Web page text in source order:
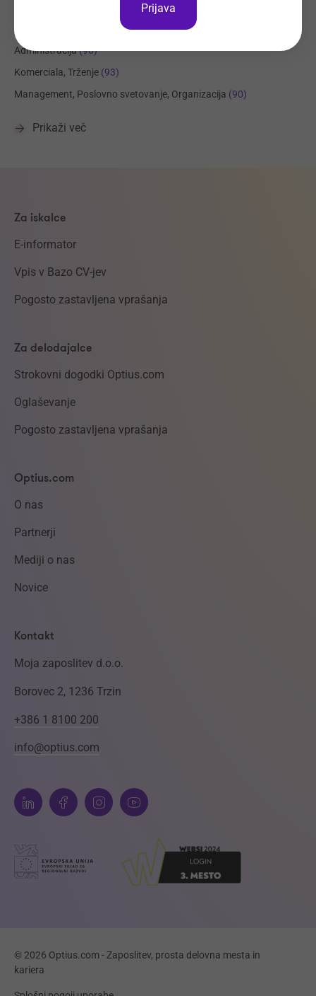
Prehrambena industrija, Živilstvo (131)
Elektrotehnika, Elektronika, Telekomunikacije
Administracija(96)
Komerciala, Trženje (93)
Management, Poslovno svetovanje, Organizacija (90)
Prikaži več
Za iskalce
E-informator
Vpis v Bazo CV-jev
Pogosto zastavljena vprašanja
Za delodajalce
Strokovni dogodki Optius.com
Oglaševanje
Pogosto zastavljena vprašanja
Optius.com
O nas
Partnerji
Mediji o nas
Novice
Kontakt
Moja zaposlitev d.o.o.
Borovec 2, 1236 Trzin
+386 1 8100 200
info@optius.com
© 2026 Optius.com - Zaposlitev, prosta delovna mesta in
kariera
Prijava